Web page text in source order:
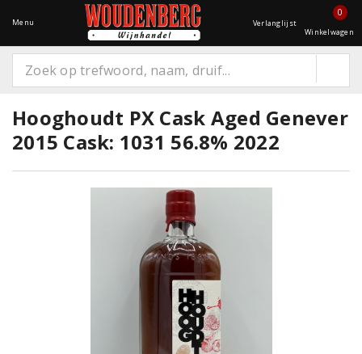
Menu Verlanglijst
0
Winkelwagen
Hooghoudt PX Cask Aged Genever
2015 Cask: 1031 56.8% 2022